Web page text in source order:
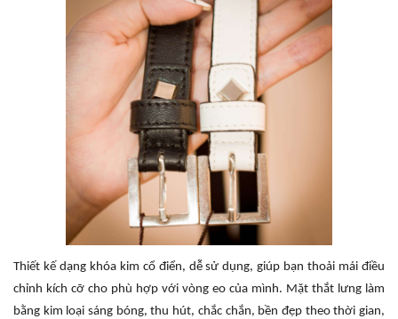
Thiết kế dạng khóa kim cổ điển, dễ sử dụng, giúp bạn thoải mái điều
chỉnh kích cỡ cho phù hợp với vòng eo của mình. Mặt thắt lưng làm
bằng kim loại sáng bóng, thu hút, chắc chắn, bền đẹp theo thời gian,